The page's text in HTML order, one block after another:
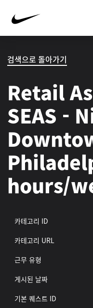
검색으로 돌아가기
Retail
SEAS -
hours/
카테고리 ID
카테고리 URL
근무 유형
게시된 날짜
기본 퀘스트 ID